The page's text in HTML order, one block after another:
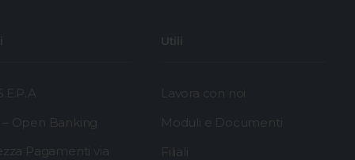
– Open Banking
Pagamenti via
Utili
Lavora con noi
Moduli e Documenti
Filiali